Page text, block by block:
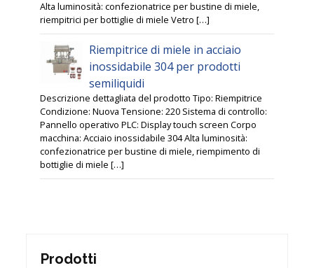
Alta luminosità: confezionatrice per bustine di miele,
riempitrici per bottiglie di miele Vetro […]
Riempitrice di miele in acciaio
inossidabile 304 per prodotti
semiliquidi
Descrizione dettagliata del prodotto Tipo: Riempitrice
Condizione: Nuova Tensione: 220 Sistema di controllo:
Pannello operativo PLC: Display touch screen Corpo
macchina: Acciaio inossidabile 304 Alta luminosità:
confezionatrice per bustine di miele, riempimento di
bottiglie di miele […]
Prodotti